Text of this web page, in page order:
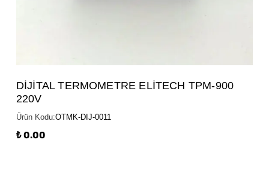
DİJİTAL TERMOMETRE ELİTECH TPM-900
220V
Ürün Kodu:OTMK-DIJ-0011
₺ 0.00